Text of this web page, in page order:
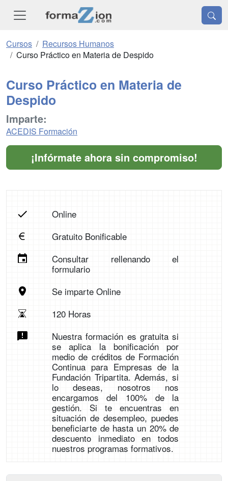
Cursos
Recursos Humanos
Curso Práctico en Materia de Despido
Curso Práctico en Materia de
Despido
Imparte:
ACEDIS Formación
¡Infórmate ahora sin compromiso!
Online
Gratuito Bonificable
Consultar rellenando el
formulario
Se imparte Online
120 Horas
Nuestra formación es gratuita si
se aplica la bonificación por
medio de créditos de Formación
Continua para Empresas de la
Fundación Tripartita. Además, si
lo deseas, nosotros nos
encargamos del 100% de la
gestión. Si te encuentras en
situación de desempleo, puedes
beneficiarte de hasta un 20% de
descuento inmediato en todos
nuestros programas formativos.